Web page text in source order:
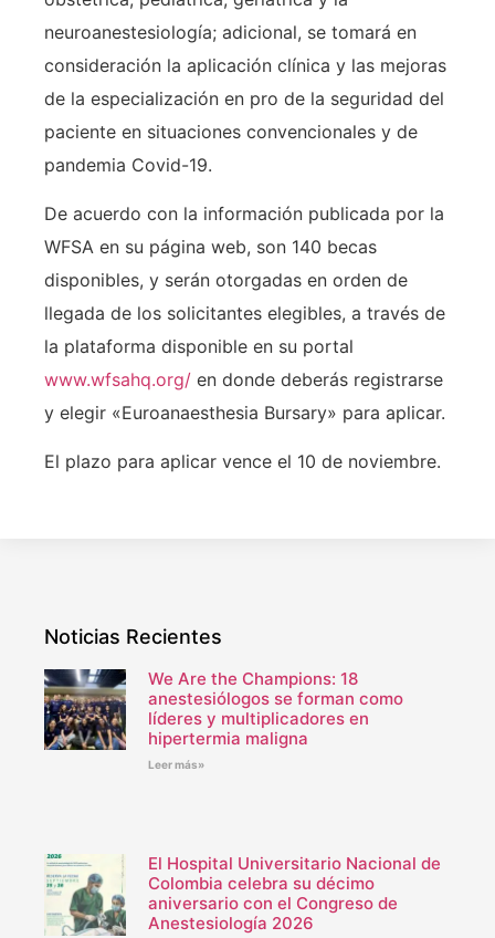
neuroanestesiología; adicional, se tomará en
consideración la aplicación clínica y las mejoras
de la especialización en pro de la seguridad del
paciente en situaciones convencionales y de
pandemia Covid-19.
De acuerdo con la información publicada por la
WFSA en su página web, son 140 becas
disponibles, y serán otorgadas en orden de
llegada de los solicitantes elegibles, a través de
la plataforma disponible en su portal
www.wfsahq.org/ en donde deberás registrarse
y elegir «Euroanaesthesia Bursary» para aplicar.
El plazo para aplicar vence el 10 de noviembre.
Noticias Recientes
We Are the Champions: 18
anestesiólogos se forman como
líderes y multiplicadores en
hipertermia maligna
Leer más»
El Hospital Universitario Nacional de
Colombia celebra su décimo
aniversario con el Congreso de
Anestesiología 2026